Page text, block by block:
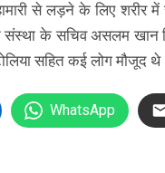
से लड़ने के लिए शरीर में
के सचिव असलम खान
सहित कई लोग मौजूद
WhatsApp